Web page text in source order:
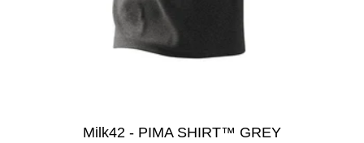
Milk42 - PIMA SHIRT™ GREY